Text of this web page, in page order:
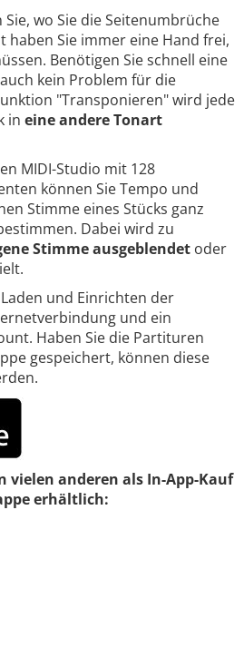
wo Sie die Seitenumbrüche
haben Sie immer eine Hand frei,
Benötigen Sie schnell eine
kein Problem für die
"Transponieren" wird jede
in eine andere Tonart
MIDI-Studio mit 128
können Sie Tempo und
Stimme eines Stücks ganz
Dabei wird zu
Stimme ausgeblendet oder
und Einrichten der
und ein
Haben Sie die Partituren
gespeichert, können diese
vielen anderen als In-App-Kauf
erhältlich: